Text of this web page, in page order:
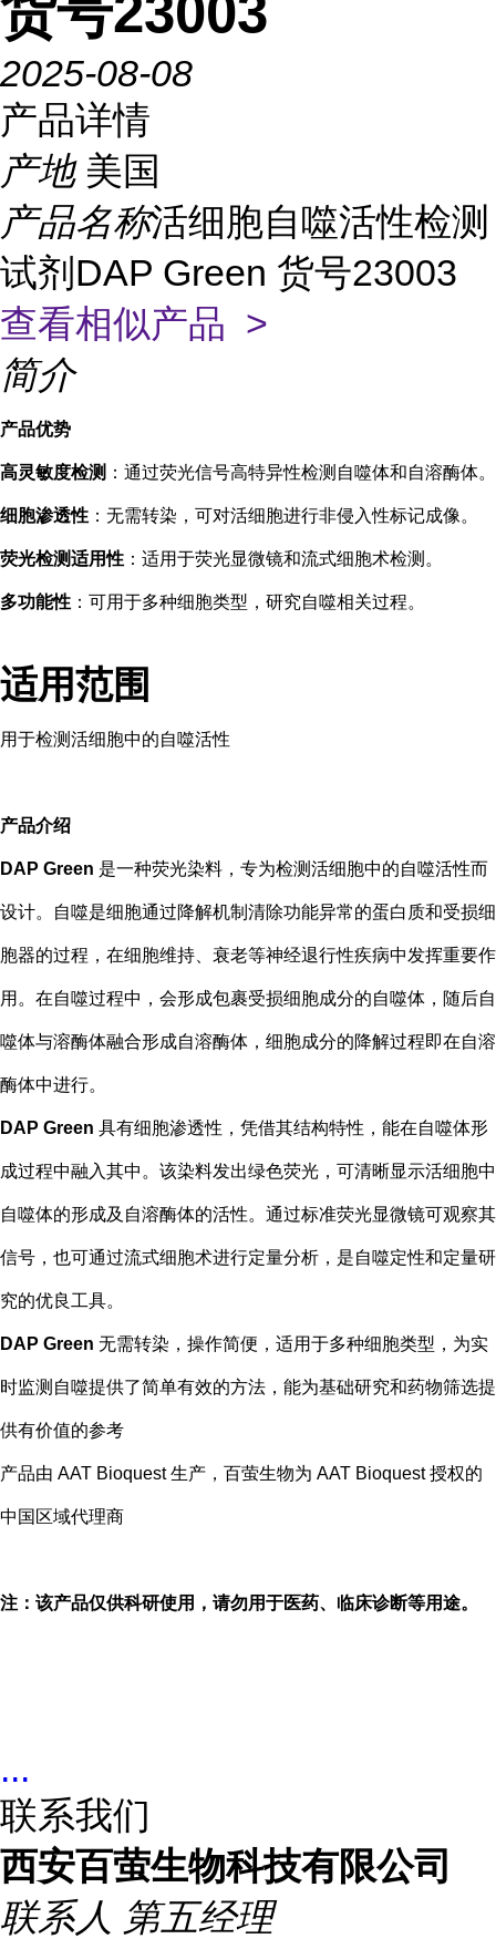
货号23003
2025-08-08
产品详情
产地 美国
产品名称活细胞自噬活性检测
试剂DAP Green 货号23003
查看相似产品 >
简介
产品优势
高灵敏度检测 ：通过荧光信号高特异性检测自噬体和自溶酶体。
细胞渗透性 ：无需转染，可对活细胞进行非侵入性标记成像。
荧光检测适用性 ：适用于荧光显微镜和流式细胞术检测。
多功能性 ：可用于多种细胞类型，研究自噬相关过程。
适用范围
用于检测活细胞中的自噬活性
产品介绍
DAP Green 是一种荧光染料，专为检测活细胞中的自噬活性而
设计。自噬是细胞通过降解机制清除功能异常的蛋白质和受损细
胞器的过程，在细胞维持、衰老等神经退行性疾病中发挥重要作
用。在自噬过程中，会形成包裹受损细胞成分的自噬体，随后自
噬体与溶酶体融合形成自溶酶体，细胞成分的降解过程即在自溶
酶体中进行。
DAP Green 具有细胞渗透性，凭借其结构特性，能在自噬体形
成过程中融入其中。该染料发出绿色荧光，可清晰显示活细胞中
自噬体的形成及自溶酶体的活性。通过标准荧光显微镜可观察其
信号，也可通过流式细胞术进行定量分析，是自噬定性和定量研
究的优良工具。
DAP Green 无需转染，操作简便，适用于多种细胞类型，为实
时监测自噬提供了简单有效的方法，能为基础研究和药物筛选提
供有价值的参考
产品由 AAT Bioquest 生产，百萤生物为 AAT Bioquest 授权的
中国区域代理商
注：该产品仅供科研使用，请勿用于医药、临床诊断等用途。
...
联系我们
西安百萤生物科技有限公司
联系人 第五经理